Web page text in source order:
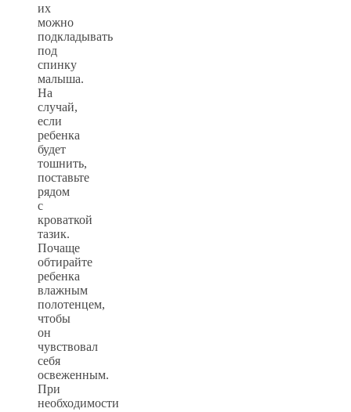
их
можно
подкладывать
под
спинку
малыша.
На
случай,
если
ребенка
будет
тошнить,
поставьте
рядом
с
кроваткой
тазик.
Почаще
обтирайте
ребенка
влажным
полотенцем,
чтобы
он
чувствовал
себя
освеженным.
При
необходимости